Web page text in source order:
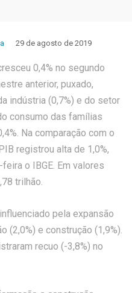
29 de agosto de 2019
0,4% no segundo
anterior, puxado,
indústria (0,7%) e do setor
consumo das famílias
Na comparação com o
registrou alta de 1,0%,
o IBGE. Em valores
trilhão.
pela expansão
(2,0%) e construção (1,9%).
recuo (-3,8%) no